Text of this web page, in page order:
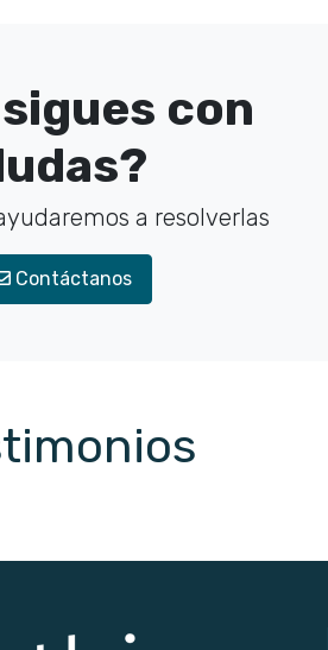
con
a resolverlas
Contáctanos